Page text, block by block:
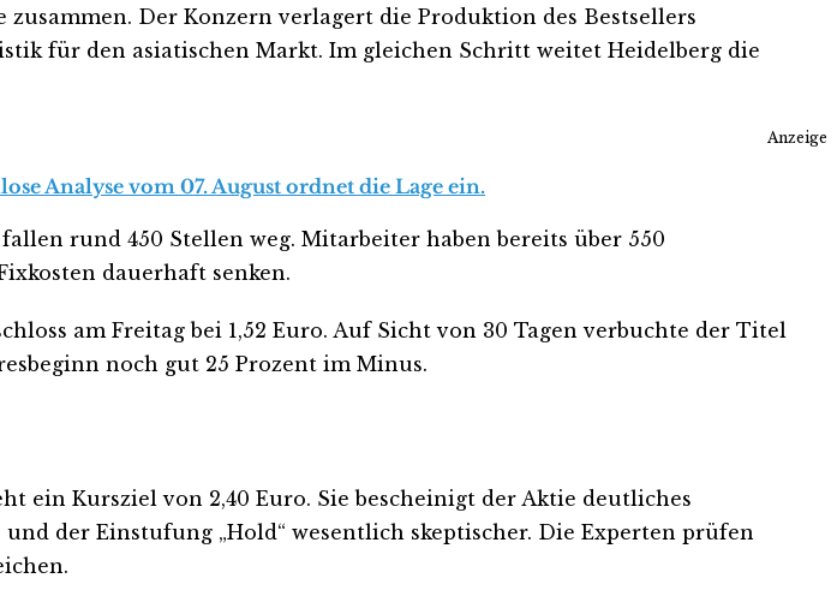
Der Konzern verlagert die Produktion des Bestsellers
für den asiatischen Markt. Im gleichen Schritt weitet Heidelberg die
Anzeige
Analyse vom 07. August ordnet die Lage ein.
rund 450 Stellen weg. Mitarbeiter haben bereits über 550
dauerhaft senken.
am Freitag bei 1,52 Euro. Auf Sicht von 30 Tagen verbuchte der Titel
noch gut 25 Prozent im Minus.
ein Kursziel von 2,40 Euro. Sie bescheinigt der Aktie deutliches
der Einstufung „Hold“ wesentlich skeptischer. Die Experten prüfen